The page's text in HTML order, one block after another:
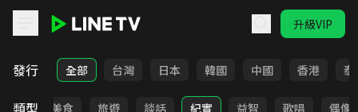
升級VIP
LINE TV - 綜藝
發行 全部 台灣 日本 韓國 中國 香港 泰
類型
選秀 美食 旅遊 談話 紀實 益智 歌唱 偶像